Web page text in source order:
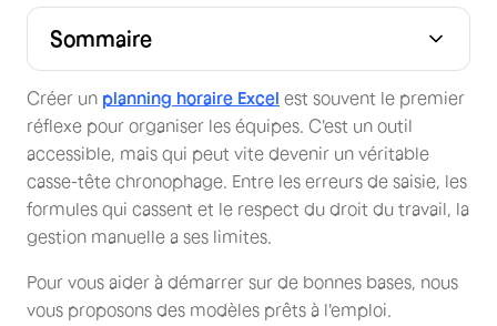
Créer un planning horaire Excel est souvent le premier
réflexe pour organiser les équipes. C'est un outil
accessible, mais qui peut vite devenir un véritable
casse-tête chronophage. Entre les erreurs de saisie, les
formules qui cassent et le respect du droit du travail, la
gestion manuelle a ses limites.
Pour vous aider à démarrer sur de bonnes bases, nous
vous proposons des modèles prêts à l'emploi.
Sommaire